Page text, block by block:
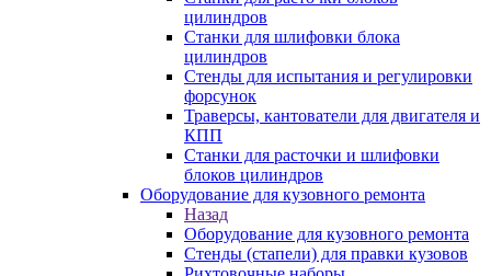
цилиндров
Станки для шлифовки блока
цилиндров
Стенды для испытания и регулировки
форсунок
Траверсы, кантователи для двигателя и
КПП
Станки для расточки и шлифовки
блоков цилиндров
Оборудование для кузовного ремонта
Назад
Оборудование для кузовного ремонта
Стенды (стапели) для правки кузовов